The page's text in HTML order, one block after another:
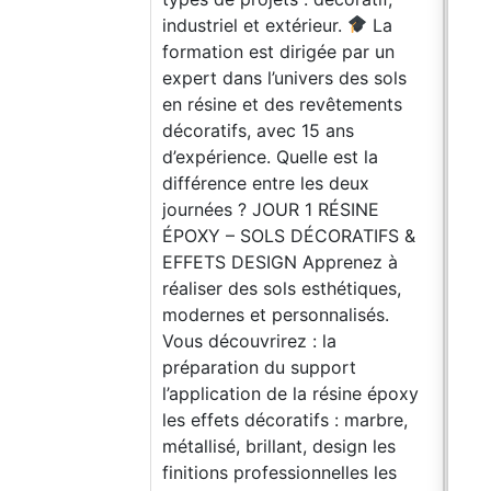
industriel et extérieur.
La
formation est dirigée par un
expert dans l’univers des sols
en résine et des revêtements
décoratifs, avec 15 ans
d’expérience. Quelle est la
différence entre les deux
journées ? JOUR 1 RÉSINE
ÉPOXY – SOLS DÉCORATIFS &
EFFETS DESIGN Apprenez à
réaliser des sols esthétiques,
modernes et personnalisés.
Vous découvrirez : la
préparation du support
l’application de la résine époxy
les effets décoratifs : marbre,
métallisé, brillant, design les
finitions professionnelles les